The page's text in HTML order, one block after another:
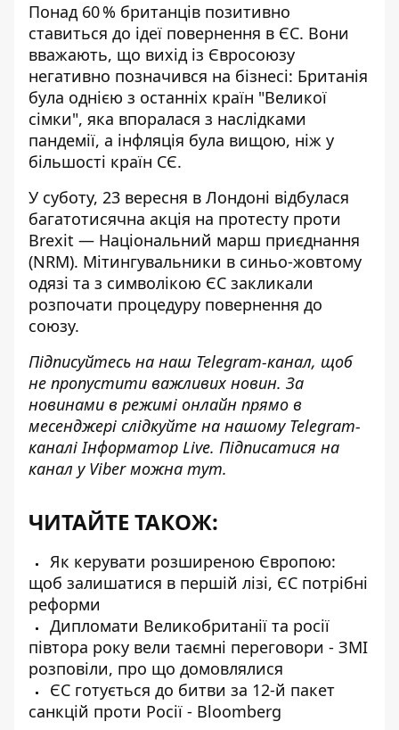
Понад 60 % британців позитивно
ставиться до ідеї повернення в ЄС. Вони
вважають, що вихід із Євросоюзу
негативно позначився на бізнесі: Британія
була однією з останніх країн "Великої
сімки", яка впоралася з наслідками
пандемії, а інфляція була вищою, ніж у
більшості країн СЄ.
У суботу, 23 вересня в Лондоні відбулася
багатотисячна акція на протесту проти
Brexit — Національний марш приєднання
(NRM). Мітингувальники в синьо-жовтому
одязі та з символікою ЄС закликали
розпочати процедуру повернення до
союзу.
Підписуйтесь на наш Telegram-канал, щоб
не пропустити важливих новин. За
новинами в режимі онлайн прямо в
месенджері слідкуйте на нашому Telegram-
каналіІнформатор Live. Підписатися на
канал у Viber можна тут.
ЧИТАЙТЕ ТАКОЖ:
Як керувати розширеною Європою:
щоб залишатися в першій лізі, ЄС потрібні
реформи
Дипломати Великобританії та росії
півтора року вели таємні переговори - ЗМІ
розповіли, про що домовлялися
ЄС готується до битви за 12-й пакет
санкцій проти Росії - Bloomberg